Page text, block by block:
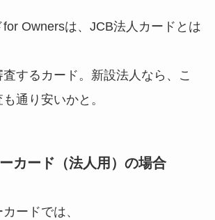
Ownersは、JCB法人カードとは
するカード。新設法人なら、こ
通り安いかと。
カード（法人用）の場合
ードでは、